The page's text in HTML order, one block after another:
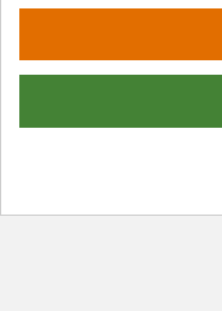
Πολιτική απορρήτου